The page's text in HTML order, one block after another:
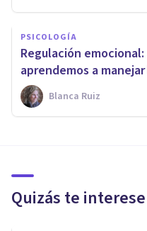
PSICOLOGÍA
Regulación
aprendemos a
Blanca Ruiz
Quizás te interese